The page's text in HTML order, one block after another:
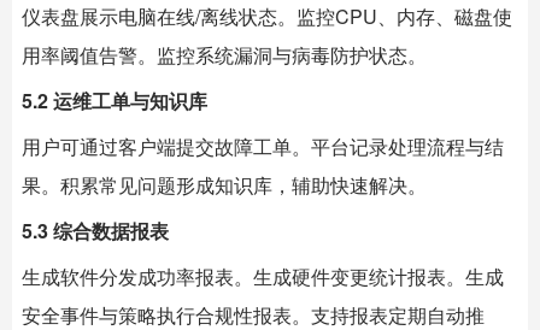
仪表盘展示电脑在线/离线状态。监控CPU、内存、磁盘使
用率阈值告警。监控系统漏洞与病毒防护状态。
5.2 运维工单与知识库
用户可通过客户端提交故障工单。平台记录处理流程与结
果。积累常见问题形成知识库，辅助快速解决。
5.3 综合数据报表
生成软件分发成功率报表。生成硬件变更统计报表。生成
安全事件与策略执行合规性报表。支持报表定期自动推